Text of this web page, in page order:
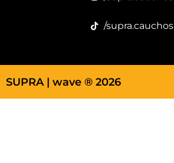
/supra.cauchos
SUPRA | wave ® 2026